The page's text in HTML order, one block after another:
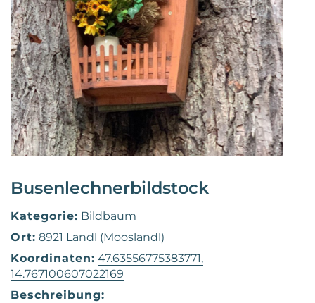
Busenlechnerbildstock
Kategorie: Bildbaum
Ort: 8921 Landl (Mooslandl)
Koordinaten: 47.63556775383771,
14.767100607022169
Beschreibung: